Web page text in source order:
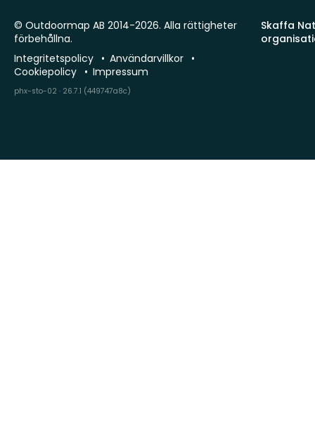
Skaffa
© Outdoormap AB 2014-2026. Alla rättigheter
förbehållna.
Integritetspolicy
Användarvillkor
Cookiepolicy
Impressum
phx-sto-02 · 26.7.1 (449747a8c)